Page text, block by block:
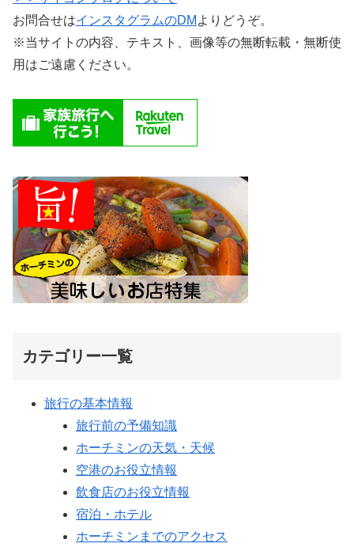
お問合せはインスタグラムのDM よりどうぞ。
※当サイトの内容、テキスト、画像等の無断転載・無断使
用はご遠慮ください。
カテゴリー一覧
旅行の基本情報
旅行前の予備知識
ホーチミンの天気・天候
空港のお役立情報
飲食店のお役立情報
宿泊・ホテル
ホーチミンまでのアクセス